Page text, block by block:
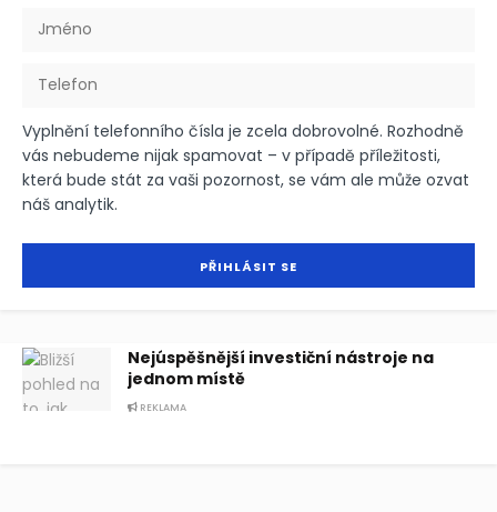
Vyplnění telefonního čísla je zcela dobrovolné. Rozhodně
vás nebudeme nijak spamovat – v případě příležitosti,
která bude stát za vaši pozornost, se vám ale může ozvat
náš analytik.
Nejúspěšnější investiční nástroje na
jednom místě
REKLAMA